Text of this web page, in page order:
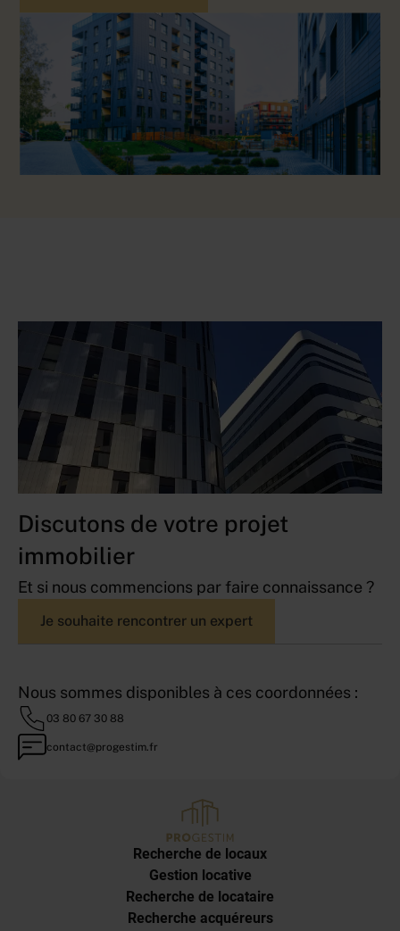
Discutons de votre projet
immobilier
Et si nous commencions par faire connaissance ?
Je souhaite rencontrer un expert
Nous sommes disponibles à ces coordonnées :
03 80 67 30 88
contact@progestim.fr
Recherche de locaux
Gestion locative
Recherche de locataire
Recherche acquéreurs